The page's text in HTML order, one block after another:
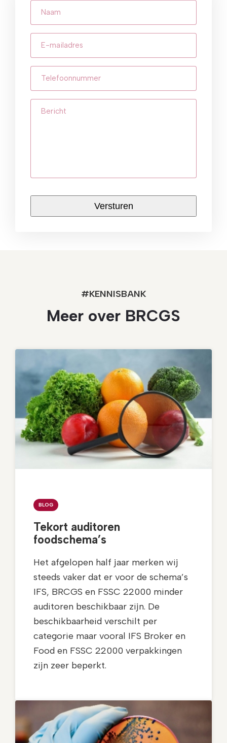
Naam
mailadres
Telefoonnummer
Bericht
CAPTCHA
#KENNISBANK
Meer over BRCGS
BLOG
Tekort auditoren
foodschema’s
Het afgelopen half jaar merken wij
steeds vaker dat er voor de schema’s
IFS, BRCGS en FSSC 22000 minder
auditoren beschikbaar zijn. De
beschikbaarheid verschilt per
categorie maar vooral IFS Broker en
Food en FSSC 22000 verpakkingen
zijn zeer beperkt.